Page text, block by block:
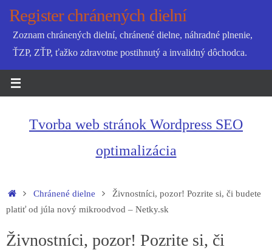
SkipRegister chránených dielní
Zoznam chránených dielní, chránené dielne, náhradné plnenie,
ŤZP, ZŤP, ťažko zdravotne postihnutý a invalidný dôchodca.
Tvorba web stránok Wordpress SEO
optimalizácia
HomeChránené dielne
Živnostníci, pozor! Pozrite si, či budete
platiť od júla nový mikroodvod – Netky.sk
Živnostníci, pozor! Pozrite si, či